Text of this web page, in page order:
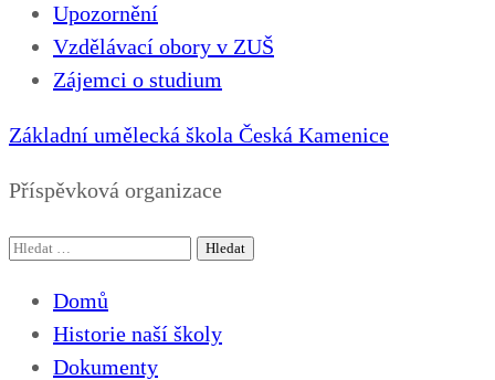
Upozornění
Vzdělávací obory v ZUŠ
Zájemci o studium
Základní umělecká škola Česká Kamenice
Příspěvková organizace
Vyhledávání
Domů
Historie naší školy
Dokumenty